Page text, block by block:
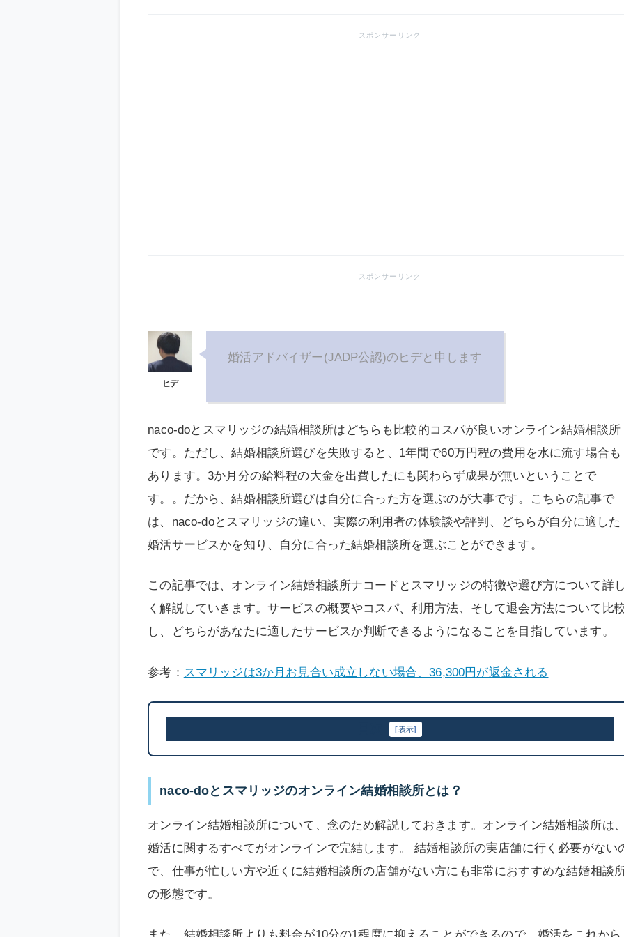
婚活アドバイザー(JADP公認)のヒデと申します
naco-doとスマリッジの結婚相談所はどちらも比較的コスパが良いオンライン結婚相談所
です。ただし、結婚相談所選びを失敗すると、1年間で60万円程の費用を水に流す場合も
あります。3か月分の給料程の大金を出費したにも関わらず成果が無いということで
す。。だから、結婚相談所選びは自分に合った方を選ぶのが大事です。こちらの記事で
は、naco-doとスマリッジの違い、実際の利用者の体験談や評判、どちらが自分に適した
婚活サービスかを知り、自分に合った結婚相談所を選ぶことができます。
この記事では、オンライン結婚相談所ナコードとスマリッジの特徴や選び方について詳
く解説していきます。サービスの概要やコスパ、利用方法、そして退会方法について比
し、どちらがあなたに適したサービスか判断できるようになることを目指しています。
参考： スマリッジは3か月お見合い成立しない場合、36,300円が返金される
[表示]
naco-doとスマリッジのオンライン結婚相談所とは？
オンライン結婚相談所について、念のため解説しておきます。オンライン結婚相談所は
婚活に関するすべてがオンラインで完結します。 結婚相談所の実店舗に行く必要がない
で、 仕事が忙しい方や近くに結婚相談所の店舗がない方にも非常におすすめな結婚相談
の形態です。